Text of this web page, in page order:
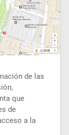
de las
que
de
a la